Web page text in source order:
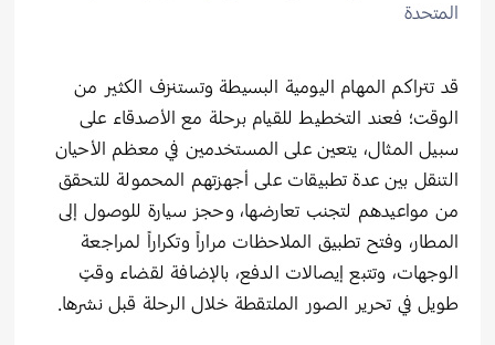
المتحدة
قد تتراكم المهام اليومية البسيطة وتستنزف الكثير من
الوقت؛ فعند التخطيط للقيام برحلة مع الأصدقاء على
سبيل المثال، يتعين على المستخدمين في معظم الأحيان
التنقل بين عدة تطبيقات على أجهزتهم المحمولة للتحقق
من مواعيدهم لتجنب تعارضها، وحجز سيارة للوصول إلى
المطار، وفتح تطبيق الملاحظات مراراً وتكراراً لمراجعة
الوجهات، وتتبع إيصالات الدفع، بالإضافة لقضاء وقتٍ
طويل في تحرير الصور الملتقطة خلال الرحلة قبل نشرها.